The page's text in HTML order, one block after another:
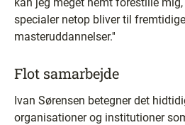
specialer netop bliver til
masteruddannelser.''
Flot samarbejde
Ivan Sørensen betegner det
organisationer og institutioner